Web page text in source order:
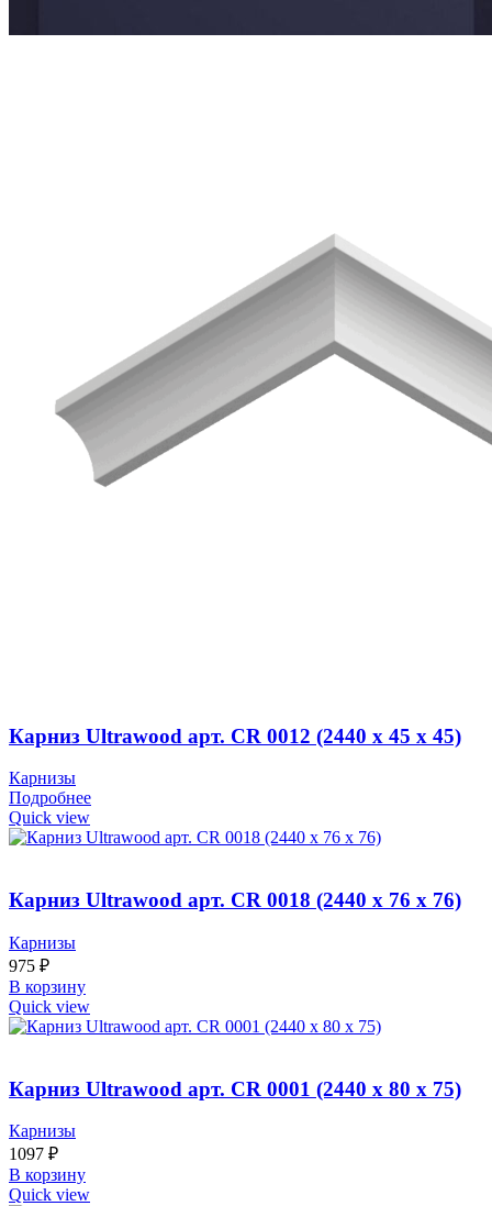
Карниз Ultrawood арт. CR 0012 (2440 х 45 х 45)
Карнизы
Подробнее
Quick view
Карниз Ultrawood арт. CR 0018 (2440 х 76 х 76)
Карнизы
975 ₽
В корзину
Quick view
Карниз Ultrawood арт. CR 0001 (2440 х 80 х 75)
Карнизы
1097 ₽
В корзину
Quick view